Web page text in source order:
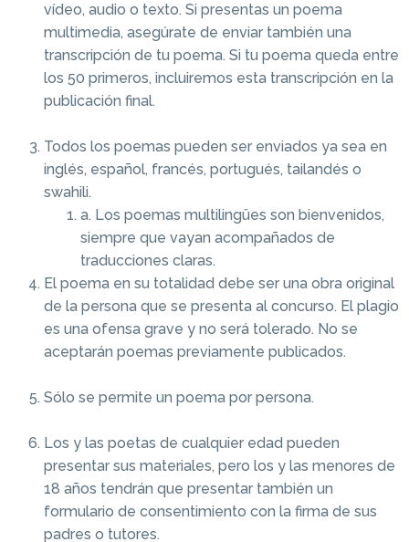
vídeo, audio o texto. Si presentas un poema
multimedia, asegúrate de enviar también una
transcripción de tu poema. Si tu poema queda entre
los 50 primeros, incluiremos esta transcripción en la
publicación final.
Todos los poemas pueden ser enviados ya sea en
inglés, español, francés, portugués, tailandés o
swahili.
a. Los poemas multilingües son bienvenidos,
siempre que vayan acompañados de
traducciones claras.
El poema en su totalidad debe ser una obra original
de la persona que se presenta al concurso. El plagio
es una ofensa grave y no será tolerado. No se
aceptarán poemas previamente publicados.
Sólo se permite un poema por persona.
Los y las poetas de cualquier edad pueden
presentar sus materiales, pero los y las menores de
18 años tendrán que presentar también un
formulario de consentimiento con la firma de sus
padres o tutores.